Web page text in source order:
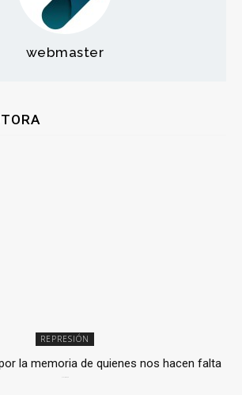
webmaster
REPRESIÓN
la memoria de quienes nos hacen falta